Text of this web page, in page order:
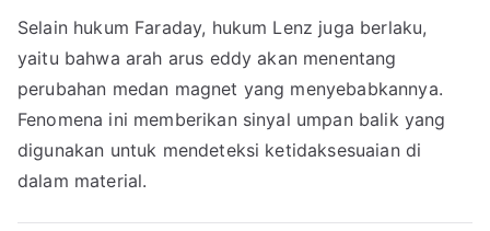
Selain hukum Faraday, hukum Lenz juga berlaku,
yaitu bahwa arah arus eddy akan menentang
perubahan medan magnet yang menyebabkannya.
Fenomena ini memberikan sinyal umpan balik yang
digunakan untuk mendeteksi ketidaksesuaian di
dalam material.